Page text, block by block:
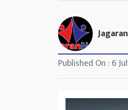
Published On : 6